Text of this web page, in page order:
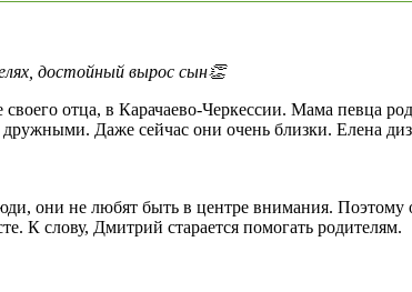
достойный вырос сын👏
отца, в Карачаево-Черкессии. Мама певца
дружными. Даже сейчас они очень близки. Елена
они не любят быть в центре внимания.
К слову, Дмитрий старается помогать родителям.